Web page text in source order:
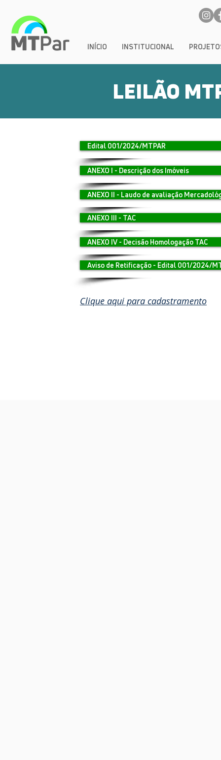
INÍCIO INSTITUCIONAL
LEILÃO
Edital 001/2024/MTPAR
ANEXO I - Descrição dos Imóveis
ANEXO II - Laudo de avaliação
ANEXO III - TAC
ANEXO IV - Decisão Homologação TAC
Aviso de Retificação - Edital 001/2024/
Clique aqui para cadastramento